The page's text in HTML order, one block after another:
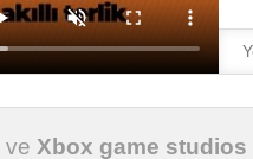
ve Xbox game studios